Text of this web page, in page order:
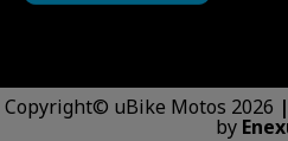
Copyright© uBike Motos 2026 |
by